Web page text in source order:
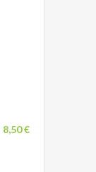
8,50 €